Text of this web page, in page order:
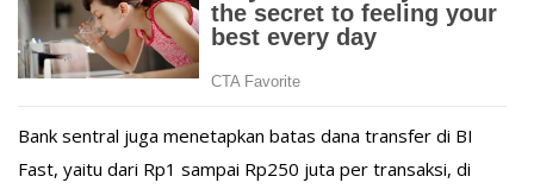
Bank sentral juga menetapkan batas dana transfer di BI
Fast, yaitu dari Rp1 sampai Rp250 juta per transaksi, di